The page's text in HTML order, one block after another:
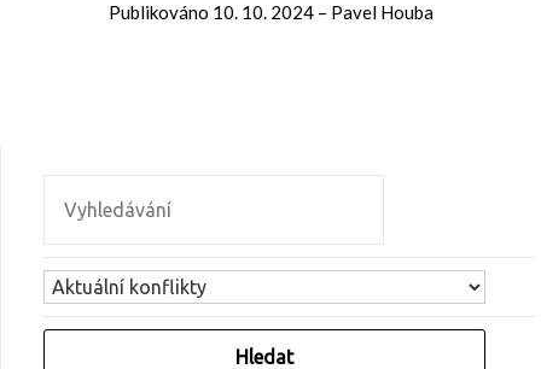
Publikováno 10. 10. 2024– Pavel Houba